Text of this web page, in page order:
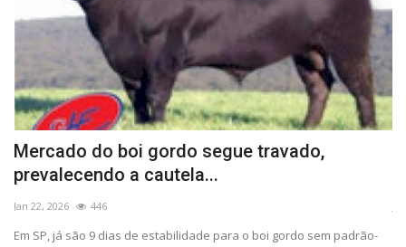
Mercado do boi gordo segue travado,
prevalecendo a cautela...
Jan 22, 2026 446
Em SP, já são 9 dias de estabilidade para o boi gordo sem padrão-